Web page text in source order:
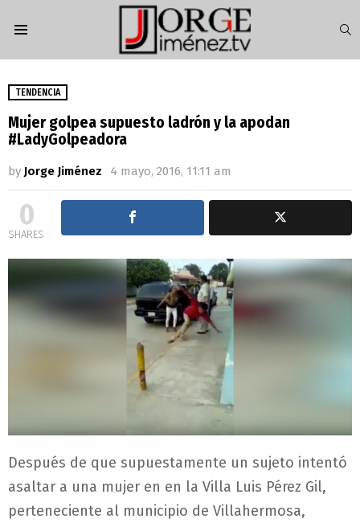
TENDENCIA
Mujer golpea supuesto ladrón y la apodan
#LadyGolpeadora
by Jorge Jiménez 4 mayo, 2016, 11:11 am
0
SHARES
Después de que supuestamente un sujeto intentó
asaltar a una mujer en en la Villa Luis Pérez Gil,
perteneciente al municipio de Villahermosa,